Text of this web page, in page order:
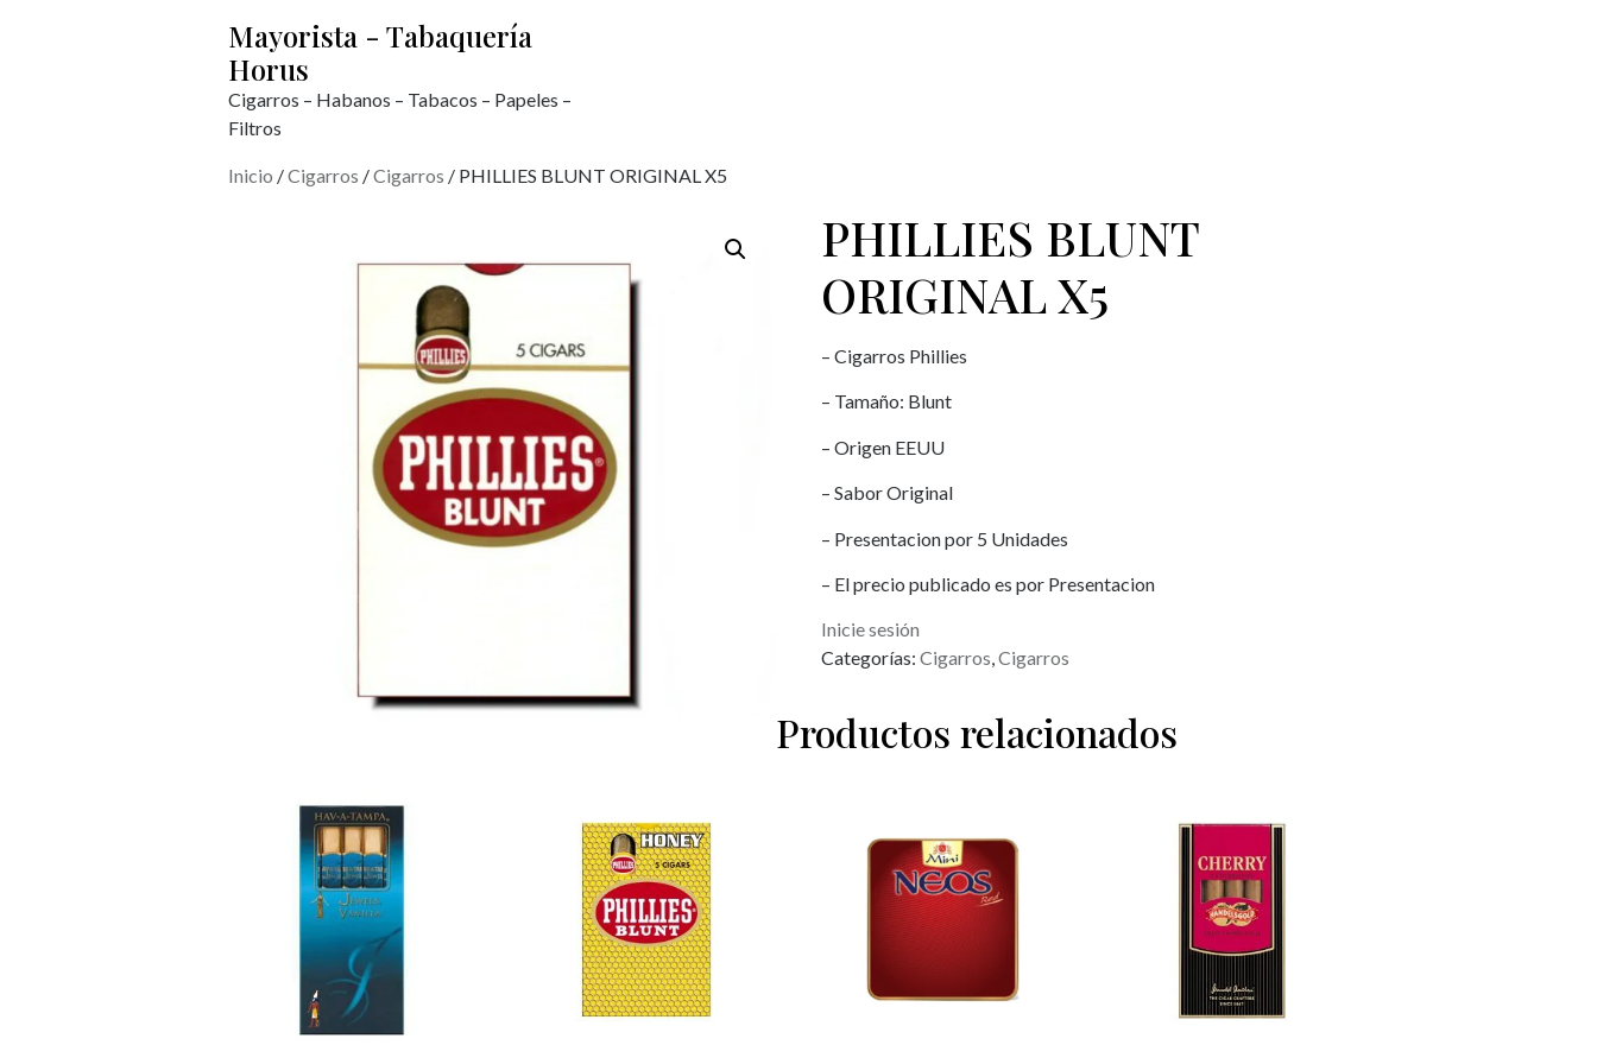
Mayorista - Tabaquería
Horus
Cigarros – Habanos – Tabacos – Papeles –
Filtros
Inicio /Cigarros /Cigarros / PHILLIES BLUNT ORIGINAL X5
PHILLIES BLUNT
ORIGINAL X5
– Cigarros Phillies
– Tamaño: Blunt
– Origen EEUU
– Sabor Original
– Presentacion por 5 Unidades
– El precio publicado es por Presentacion
Inicie sesión
Categorías:Cigarros,Cigarros
Productos relacionados